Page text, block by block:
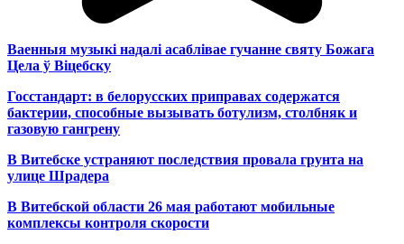
Ваенныя музыкі надалі асаблівае гучанне святу Божага
Цела ў Віцебску
Госстандарт: в белорусских приправах содержатся
бактерии, способные вызывать ботулизм, столбняк и
газовую гангрену
В Витебске устраняют последствия провала грунта на
улице Шрадера
В Витебской области 26 мая работают мобильные
комплексы контроля скорости